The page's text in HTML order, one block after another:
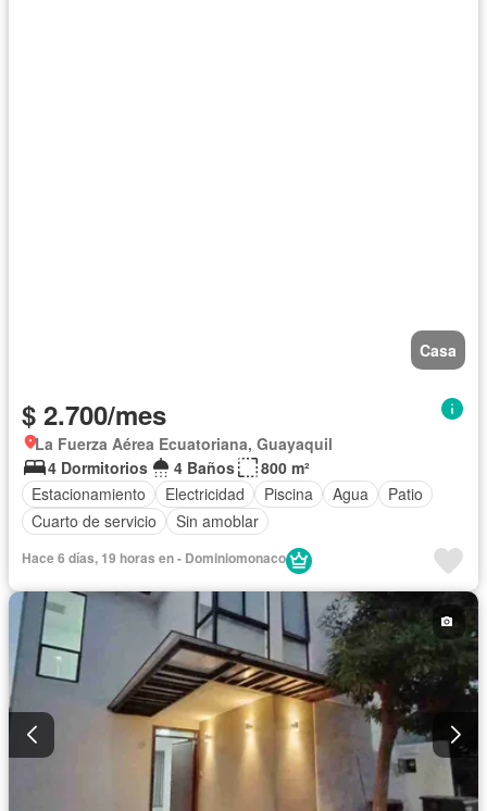
Casa
$ 2.700/mes
La Fuerza Aérea Ecuatoriana, Guayaquil
4 Dormitorios
4 Baños
800 m²
Estacionamiento
Electricidad Piscina Agua
Patio
Cuarto de servicio
Sin amoblar
Hace 6 días, 19 horas en - Dominiomonaco